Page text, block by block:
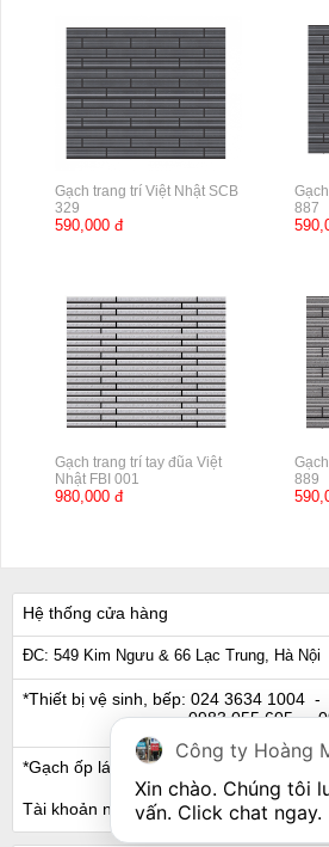
Gạch trang trí Việt Nhật SCB
329
590,000 đ
887
Gạch trang trí tay đũa Việt
Nhật FBI 001
980,000 đ
889
Hệ thống cửa hàng
ĐC: 549 Kim Ngưu & 66 Lạc Trung, Hà Nội
*Thiết bị vệ sinh, bếp: 024 3634 1004 -
0983 055 605-
*Gạch ốp lát, Ngói: 024 3632 0280 -
Tài khoản ngân hàng
Công ty Hoàng
Xin chào. Chúng tôi
vấn. Click chat ngay.